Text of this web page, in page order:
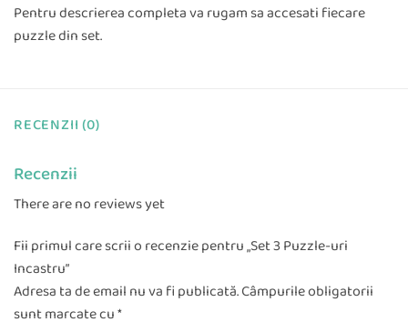
Pentru descrierea completa va rugam sa accesati fiecare
puzzle din set.
RECENZII (0)
Recenzii
There are no reviews yet
Fii primul care scrii o recenzie pentru „Set 3 Puzzle-uri
Incastru”
Adresa ta de email nu va fi publicată.Câmpurile obligatorii
sunt marcate cu*